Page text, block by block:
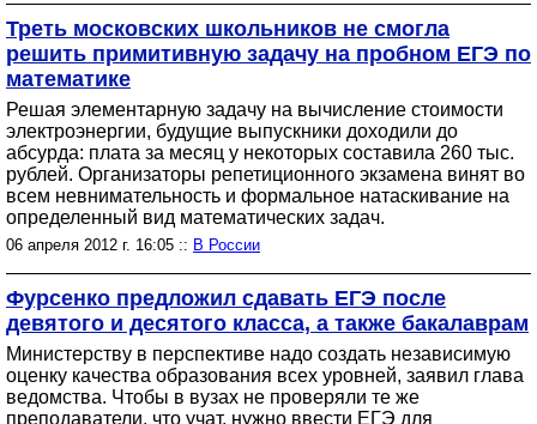
Треть московских школьников не смогла
решить примитивную задачу на пробном ЕГЭ по
математике
Решая элементарную задачу на вычисление стоимости
электроэнергии, будущие выпускники доходили до
абсурда: плата за месяц у некоторых составила 260 тыс.
рублей. Организаторы репетиционного экзамена винят во
всем невнимательность и формальное натаскивание на
определенный вид математических задач.
06 апреля 2012 г. 16:05 :: В России
Фурсенко предложил сдавать ЕГЭ после
девятого и десятого класса, а также бакалаврам
Министерству в перспективе надо создать независимую
оценку качества образования всех уровней, заявил глава
ведомства. Чтобы в вузах не проверяли те же
преподаватели, что учат, нужно ввести ЕГЭ для